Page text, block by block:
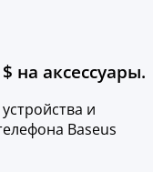
на аксессуары.
и
Baseus